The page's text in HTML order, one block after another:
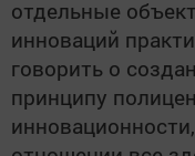
отдельные
инноваций
говорить о
принципу